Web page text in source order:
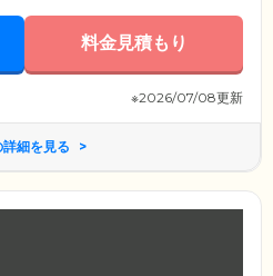
なさまが、ご自分らしく一歩ずつ歩んで
るような場所となることを目指していま
料金見積もり
※2026/07/08更新
細を見る